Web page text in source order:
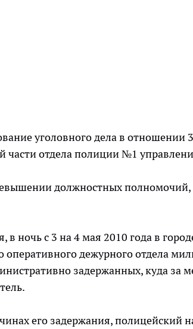
уголовного дела в отношении
части отдела полиции №1
должностных
в ночь с 3 на 4 мая 2010 года в
оперативного дежурного отдела
задержанных, куда за
его задержания, полицейский